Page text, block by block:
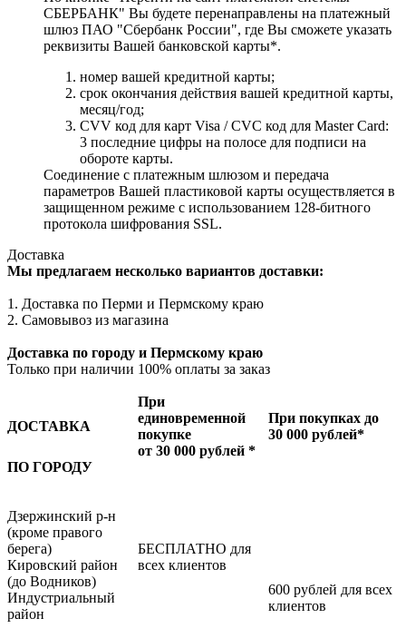
СБЕРБАНК" Вы будете перенаправлены на платежный
шлюз ПАО "Сбербанк России", где Вы сможете указать
реквизиты Вашей банковской карты*.
номер вашей кредитной карты;
cрок окончания действия вашей кредитной карты,
месяц/год;
CVV код для карт Visa / CVC код для Master Card:
3 последние цифры на полосе для подписи на
обороте карты.
Соединение с платежным шлюзом и передача
параметров Вашей пластиковой карты осуществляется в
защищенном режиме с использованием 128-битного
протокола шифрования SSL.
Доставка
Мы предлагаем несколько вариантов доставки:
1. Доставка по Перми и Пермскому краю
2. Самовывоз из магазина
Доставка по городу и Пермскому краю
Только при наличии 100% оплаты за заказ
ДОСТАВКА
При
единовременной
покупке
от 30 000 рублей *
При покупках до
30 000 рублей*
ПО ГОРОДУ
Дзержинский р-н
(кроме правого
берега)
Кировский район
(до Водников)
Индустриальный
район
БЕСПЛАТНО для
всех клиентов
600 рублей для всех
клиентов